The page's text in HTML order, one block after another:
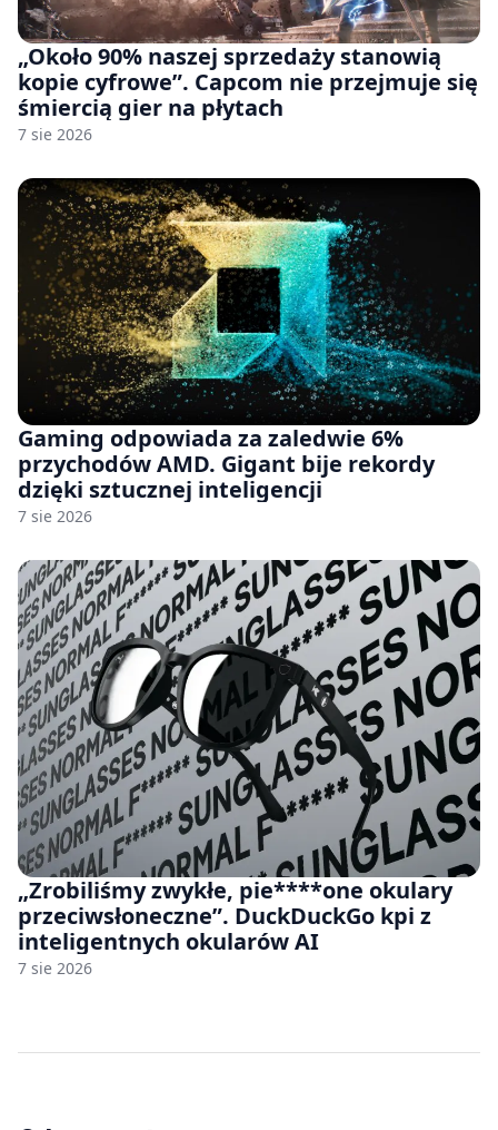
„Około 90% naszej sprzedaży stanowią
kopie cyfrowe”. Capcom nie przejmuje się
śmiercią gier na płytach
7 sie 2026
Gaming odpowiada za zaledwie 6%
przychodów AMD. Gigant bije rekordy
dzięki sztucznej inteligencji
7 sie 2026
„Zrobiliśmy zwykłe, pie****one okulary
przeciwsłoneczne”. DuckDuckGo kpi z
inteligentnych okularów AI
7 sie 2026